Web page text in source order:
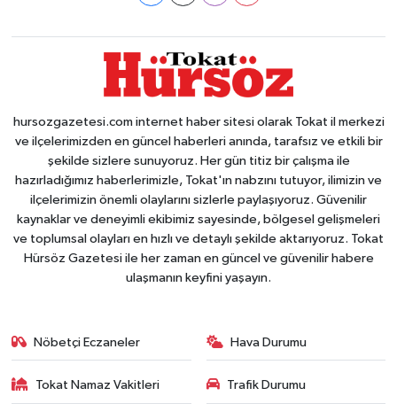
hursozgazetesi.com internet haber sitesi olarak Tokat il merkezi
ve ilçelerimizden en güncel haberleri anında, tarafsız ve etkili bir
şekilde sizlere sunuyoruz. Her gün titiz bir çalışma ile
hazırladığımız haberlerimizle, Tokat'ın nabzını tutuyor, ilimizin ve
ilçelerimizin önemli olaylarını sizlerle paylaşıyoruz. Güvenilir
kaynaklar ve deneyimli ekibimiz sayesinde, bölgesel gelişmeleri
ve toplumsal olayları en hızlı ve detaylı şekilde aktarıyoruz. Tokat
Hürsöz Gazetesi ile her zaman en güncel ve güvenilir habere
ulaşmanın keyfini yaşayın.
Nöbetçi Eczaneler Hava Durumu
Tokat Namaz Vakitleri Trafik Durumu